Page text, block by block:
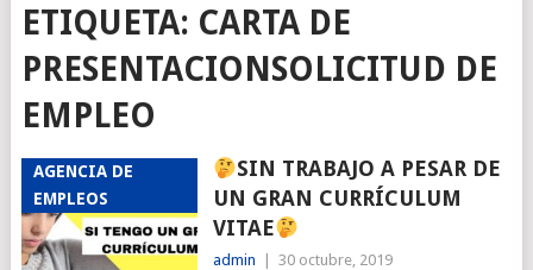
ETIQUETA: CARTA DE
PRESENTACIONSOLICITUD DE
EMPLEO
AGENCIA DE
EMPLEOS
SIN TRABAJO A PESAR DE
UN GRAN CURRÍCULUM
VITAE
admin 30 octubre, 2019